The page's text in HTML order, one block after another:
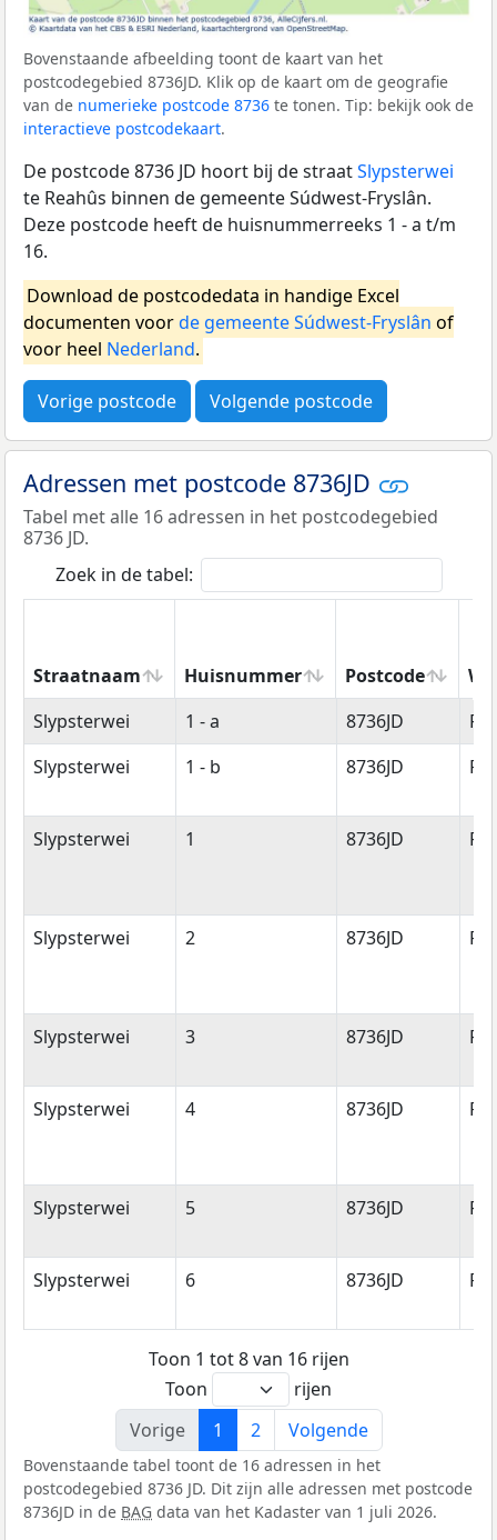
Bovenstaande afbeelding toont de kaart van het
postcodegebied 8736JD. Klik op de kaart om de geografie
van de numerieke postcode 8736 te tonen. Tip: bekijk ook de
interactieve postcodekaart.
De postcode 8736 JD hoort bij de straatSlypsterwei
te Reahûs binnen de gemeente Súdwest-Fryslân.
Deze postcode heeft de huisnummerreeks 1 - a t/m
16.
Download de postcodedata in handige Excel
documenten voorde gemeente Súdwest-Fryslân of
voor heel Nederland.
Vorige postcode Volgende postcode
Adressen met postcode 8736JD
Tabel met alle 16 adressen in het postcodegebied
8736 JD.
Zoek in de tabel:
Straatnaam Huisnummer Postcode
Straatnaam
Huisnummer Postcode
Slypsterwei 1 - a 8736JD
Slypsterwei
1 - b 8736JD
Slypsterwei 1 8736JD
Slypsterwei 2 8736JD
Slypsterwei 3 8736JD
Slypsterwei 4 8736JD
Slypsterwei 5 8736JD
Slypsterwei 6 8736JD
Toon 1 tot 8 van 16 rijen
Toon
rijen
Vorige
1 2 Volgende
Bovenstaande tabel toont de 16 adressen in het
postcodegebied 8736 JD. Dit zijn alle adressen met postcode
8736JD in de BAG data van het Kadaster van 1 juli 2026.